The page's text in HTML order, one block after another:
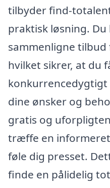
tilbyder find-
praktisk løsning. Du
sammenligne
hvilket sikrer, at du
dine ønsker og
gratis og
træffe en
føle dig presset.
finde en pålidelig